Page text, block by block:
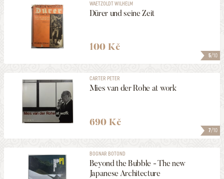
5/10
WAETZOLDT WILHELM
Dürer und seine Zeit
100 Kč
7/10
CARTER PETER
Mies van der Rohe at work
690 Kč
BOGNAR BOTOND
Beyond the Bubble - The new
Japanese Architecture